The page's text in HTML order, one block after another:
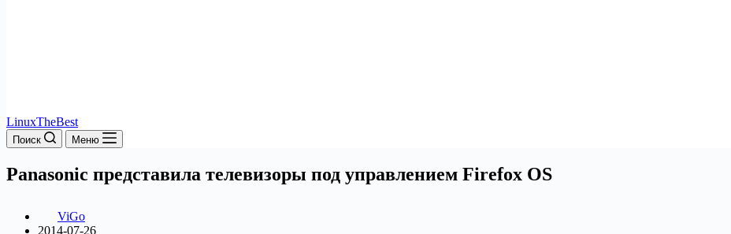
LinuxTheBest
Поиск Меню
Panasonic представила телевизоры под управлением Firefox OS
ViGo
2014-07-26